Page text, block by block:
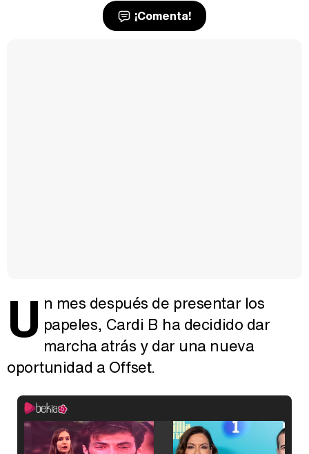
¡Comenta!
U n mes después de presentar los
papeles, Cardi B ha decidido dar
marcha atrás y dar una nueva
oportunidad a Offset.